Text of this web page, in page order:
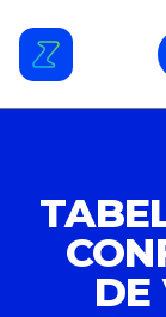
DÉBITOS
TAG DEDE